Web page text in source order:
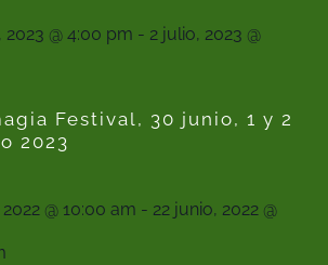
2023 @ 4:00 pm - 2 julio, 2023 @
Festival, 30 junio, 1 y 2
2023
@ 10:00 am - 22 junio, 2022 @